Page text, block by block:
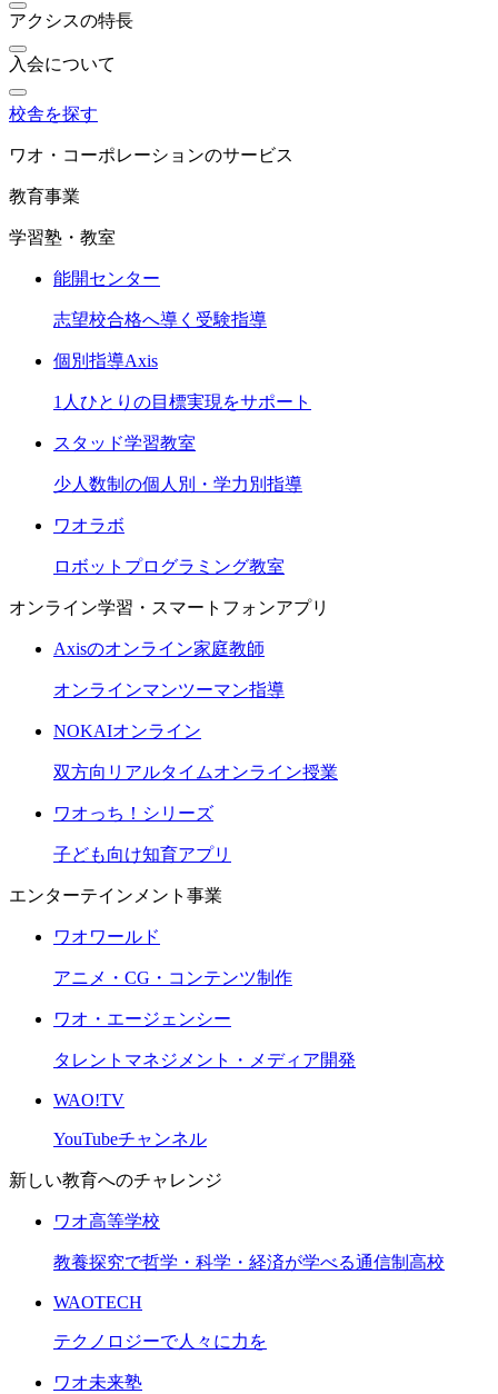
アクシスの特長
入会について
校舎を探す
ワオ・コーポレーションのサービス
教育事業
学習塾・教室
能開センター
志望校合格へ導く受験指導
個別指導Axis
1人ひとりの目標実現をサポート
スタッド学習教室
少人数制の個人別・学力別指導
ワオラボ
ロボットプログラミング教室
オンライン学習・スマートフォンアプリ
Axisのオンライン家庭教師
オンラインマンツーマン指導
NOKAIオンライン
双方向リアルタイムオンライン授業
ワオっち！シリーズ
子ども向け知育アプリ
エンターテインメント事業
ワオワールド
アニメ・CG・コンテンツ制作
ワオ・エージェンシー
タレントマネジメント・メディア開発
WAO!TV
YouTubeチャンネル
新しい教育へのチャレンジ
ワオ高等学校
教養探究で哲学・科学・経済が学べる通信制高校
WAOTECH
テクノロジーで人々に力を
ワオ未来塾